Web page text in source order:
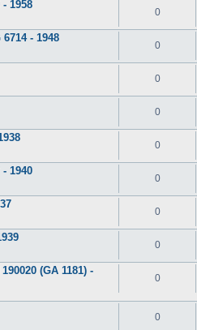
1958
0
- 1948
0
0
0
0
1940
0
0
0
(GA 1181) -
0
0